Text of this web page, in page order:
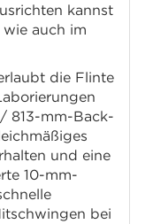
kannst
wie auch im
die Flinte
813-mm-Back-
und eine
10-mm-
bei